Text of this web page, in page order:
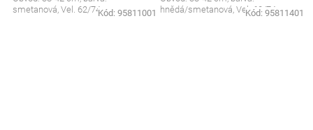
smetanová, Vel. 62/74Kód: 95811001 hnědá/smetanová, Vel. 62/74
Kód: 95811401